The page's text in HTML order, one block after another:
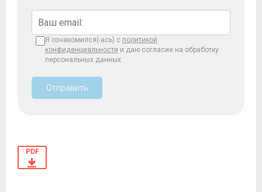
Я ознакомился(-ась) с политикой
конфиденциальности и даю согласие на обработку
персональных данных
Отправить
PDF